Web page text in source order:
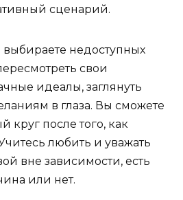
сценарий.
недоступных
свои
идеалы, заглянуть
в глаза. Вы сможете
круг после того, как
любить и уважать
вне зависимости, есть
или нет.